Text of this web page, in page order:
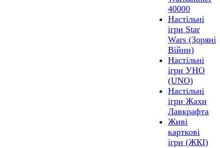
40000
Настільні
ігри Star
Wars (Зоряні
Війни)
Настільні
ігри УНО
(UNO)
Настільні
ігри Жахи
Лавкрафта
Живі
карткові
ігри (ЖКІ)